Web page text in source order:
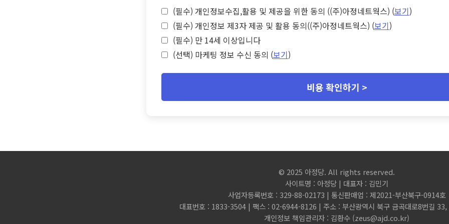
(필수) 개인정보수집,활용 및 제공을 위한 동의 ((주)아정네트웍스) (보기)
(필수) 개인정보 제3자 제공 및 활용 동의((주)아정네트웍스) (보기)
(필수) 만 14세 이상입니다
(선택) 마케팅 정보 수신 동의 (보기)
비용 확인하기 >
© 2025 아정당. All rights reserved.
사이트명 : 아정당 | 대표자 : 김민기
사업자등록번호 : 329-88-02173 | 통신판매업 : 제2021-부산북구-0914호
대표번호 : 1833-3504 | 팩스 : 02-6944-8126 | 주소 : 부산광역시 북구 금곡대로8번길 33,
개인정보 책임관리자 : 김환수 (zeus@ajd.co.kr)